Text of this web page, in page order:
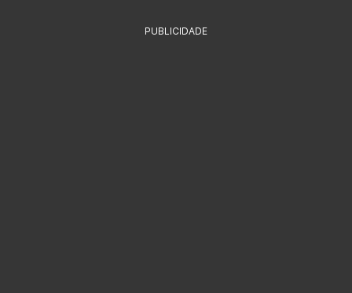
PUBLICIDADE